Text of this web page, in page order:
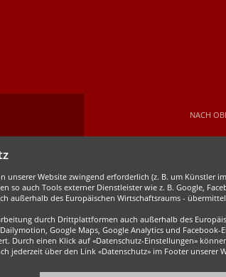
NACH
Website zwingend erforderlich (z. B. um Künstler
auch Tools externer Dienstleister wie z. B. Google,
außerhalb des Europäischen Wirtschaftsraums -
durch Drittplattformen auch außerhalb des
Google Maps, Google Analytics und
Durch einen Klick auf «Datenschutz-Einstellungen»
jederzeit über den Link «Datenschutz» im Footer unserer